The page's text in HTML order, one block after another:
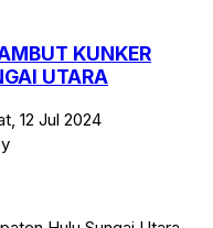
KUNKER
UTARA
12 Jul 2024